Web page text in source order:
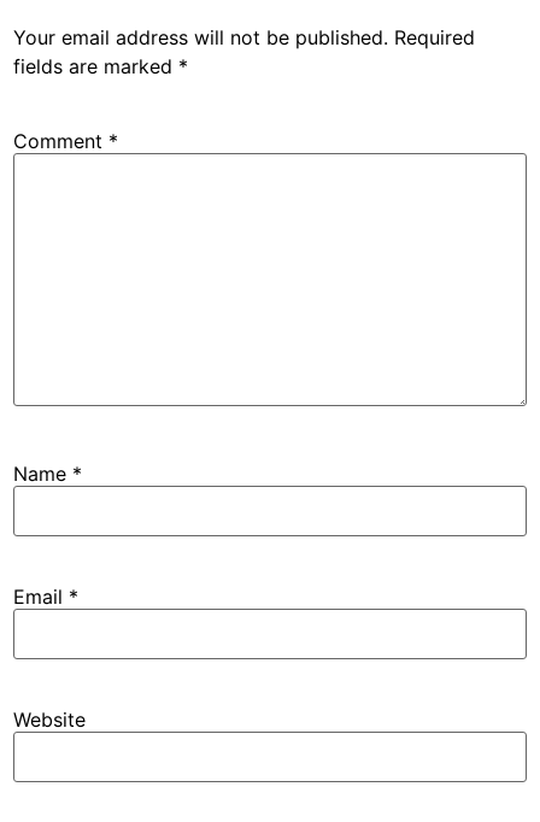
Your email address will not be published. Required
fields are marked *
Comment *
Name *
Email *
Website